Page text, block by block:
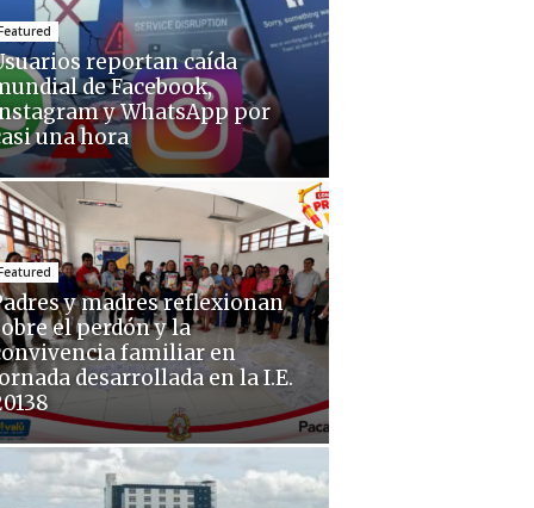
reportan caída
de Facebook,
y WhatsApp por
una hora
y madres reflexionan
el perdón y la
familiar en
desarrollada en la I.E.